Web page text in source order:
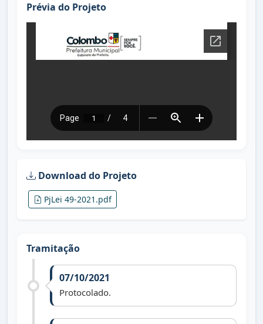
Prévia do Projeto
Download do Projeto
PjLei 49-2021.pdf
Tramitação
07/10/2021
Protocolado.